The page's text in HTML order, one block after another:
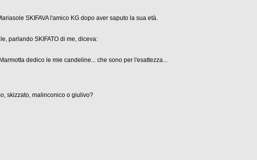
SKIFAVA l'amico KG dopo aver saputo la sua età.
parlando SKIFATO di me, diceva:
dedico le mie candeline... che sono per l'esattezza...
skizzato, malinconico o giulivo?